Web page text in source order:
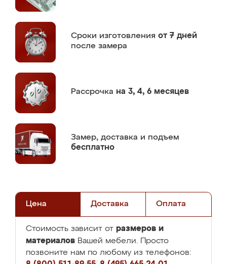
Сроки изготовления от 7 дней
после замера
Рассрочка на 3, 4, 6 месяцев
Замер, доставка и подъем
бесплатно
Цена Доставка Оплата
Стоимость зависит от размеров и
материалов Вашей мебели. Просто
позвоните нам по любому из телефонов: